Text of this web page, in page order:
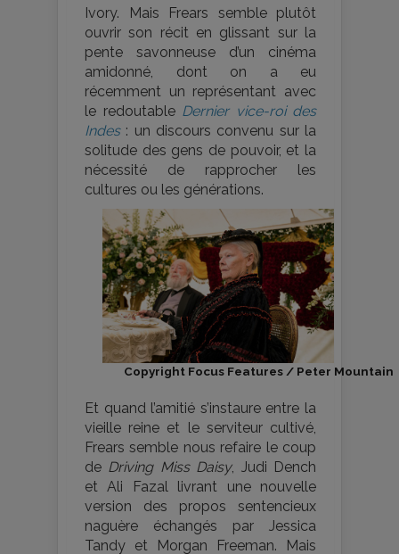
Ivory. Mais Frears semble plutôt
ouvrir son récit en glissant sur la
pente savonneuse d’un cinéma
amidonné, dont on a eu
récemment un représentant avec
le redoutable Dernier vice-roi des
Indes: un discours convenu sur la
solitude des gens de pouvoir, et la
nécessité de rapprocher les
cultures ou les générations.
Copyright Focus Features / Peter Mountain
Et quand l’amitié s’instaure entre la
vieille reine et le serviteur cultivé,
Frears semble nous refaire le coup
de Driving Miss Daisy, Judi Dench
et Ali Fazal livrant une nouvelle
version des propos sentencieux
naguère échangés par Jessica
Tandy et Morgan Freeman. Mais